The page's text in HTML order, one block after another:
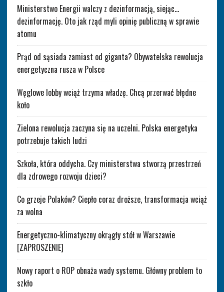
Ministerstwo Energii walczy z dezinformacją, siejąc…
dezinformację. Oto jak rząd myli opinię publiczną w sprawie
atomu
Prąd od sąsiada zamiast od giganta? Obywatelska rewolucja
energetyczna rusza w Polsce
Węglowe lobby wciąż trzyma władzę. Chcą przerwać błędne
koło
Zielona rewolucja zaczyna się na uczelni. Polska energetyka
potrzebuje takich ludzi
Szkoła, która oddycha. Czy ministerstwa stworzą przestrzeń
dla zdrowego rozwoju dzieci?
Co grzeje Polaków? Ciepło coraz droższe, transformacja wciąż
za wolna
Energetyczno-klimatyczny okrągły stół w Warszawie
[ZAPROSZENIE]
Nowy raport o ROP obnaża wady systemu. Główny problem to
szkło